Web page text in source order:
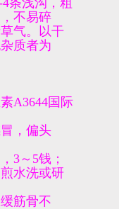
条浅沟，粗
不易碎
气。以干
质者为
A3644国际
，偏头
3～5钱；
水洗或研
筋骨不